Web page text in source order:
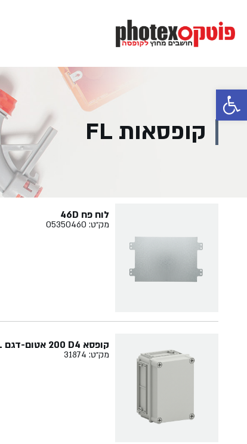
פתח סרגל נגישות
קופסאות FL
לוח פח 46D
מק״ט: 05350460
קופסא ‏4‏D‏ ‏200 אטום-דגם ‏FL
מק״ט: 31874